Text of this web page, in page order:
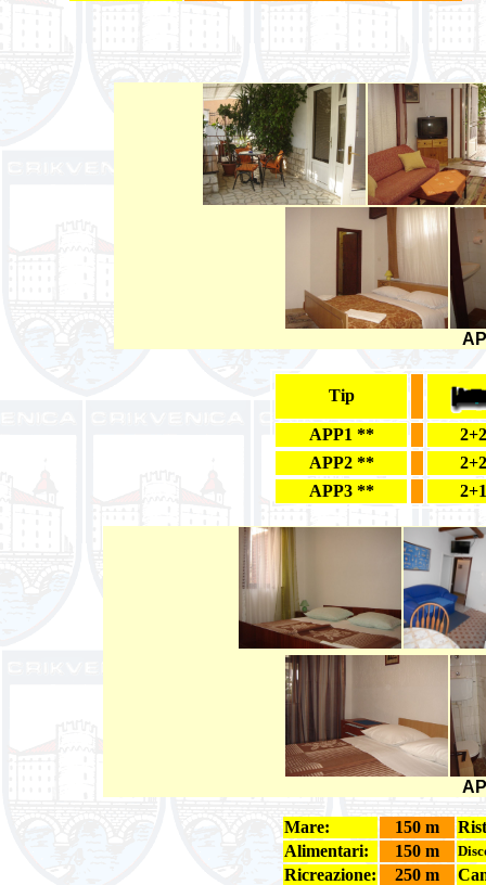
Tip
APP1 **
2+2
APP2 **
2+2
APP3 **
2+1
Mare: 150 m
Alimentari:
150 m
Ricreazione: 250 m